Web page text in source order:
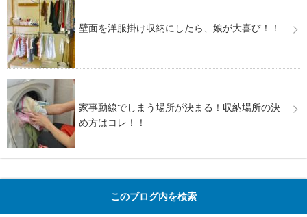
壁面を洋服掛け収納にしたら、娘が大喜び！！
家事動線でしまう場所が決まる！収納場所の決
め方はコレ！！
このブログ内を検索